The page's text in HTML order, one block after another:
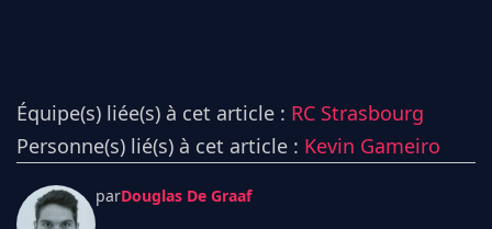
Équipe(s) liée(s) à cet article : RC Strasbourg
Personne(s) lié(s) à cet article : Kevin Gameiro
parDouglas De Graaf